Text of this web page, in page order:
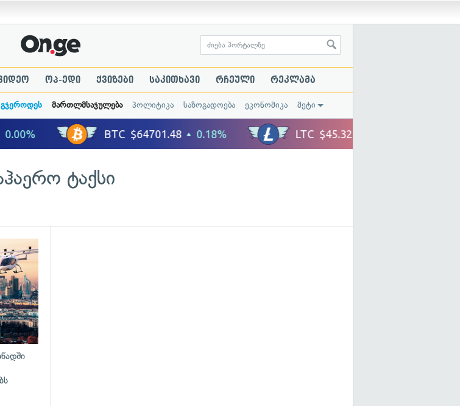
ოპ-ედი ქვიზები საკითხავი რჩეული რეკლამა
გჯეროდეს მართლმსაჯულება პოლიტიკა საზოგადოება ეკონომიკა მეტი
ტაქსი